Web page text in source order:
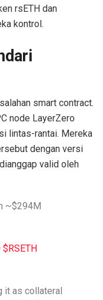
rsETH dan
kontrol.
smart contract.
node LayerZero
lintas-rantai. Mereka
dengan versi
valid oleh
~$294M
$RSETH
it as collateral